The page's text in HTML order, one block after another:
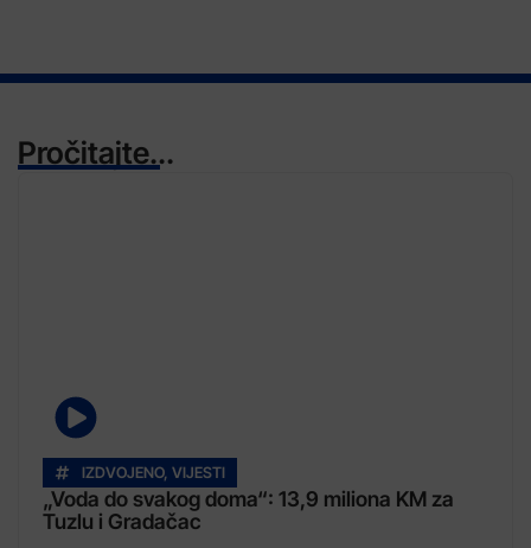
Pročitajte...
IZDVOJENO, VIJESTI
„Voda do svakog doma“: 13,9 miliona KM za
Tuzlu i Gradačac